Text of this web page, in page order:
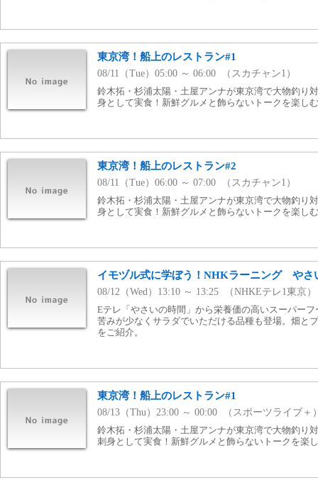
東京湾！船上のレストラン#1
08/11（Tue）05:00 ～ 06:00 （スカチャン1）
鈴木拓・杉浦太陽・土屋アンナが東京湾で大物釣り
身として実食！新鮮グルメと飾らないトークを楽し
東京湾！船上のレストラン#2
08/11（Tue）06:00 ～ 07:00 （スカチャン1）
鈴木拓・杉浦太陽・土屋アンナが東京湾で大物釣り
身として実食！新鮮グルメと飾らないトークを楽し
イモヅル式に学ぼう！NHKラーニング やさ
08/12（Wed）13:10 ～ 13:25 （NHKEテレ1東京）
Eテレ「やさいの時間」から栄養価の高いスーパー
苦みが少なくサラダでいただける品種も登場。畑と
をご紹介。
東京湾！船上のレストラン#1
08/13（Thu）23:00 ～ 00:00 （スポーツライブ＋
鈴木拓・杉浦太陽・土屋アンナが東京湾で大物釣り
刺身として実食！新鮮グルメと飾らないトークを楽